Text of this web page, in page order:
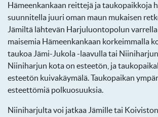
Hämeenkankaan reittejä ja taukopaikkoja
suunnitella juuri oman maun mukaisen
Jämiltä lähtevän Harjuluontopolun
maisemia Hämeenkankaan korkeimmalla
taukoa Jämi-Jukola -laavulla tai
Niiniharjun kota on esteetön, ja
esteetön kuivakäymälä. Taukopaikan
esteettömiä polkuosuuksia.
Niiniharjulta voi jatkaa Jämille tai